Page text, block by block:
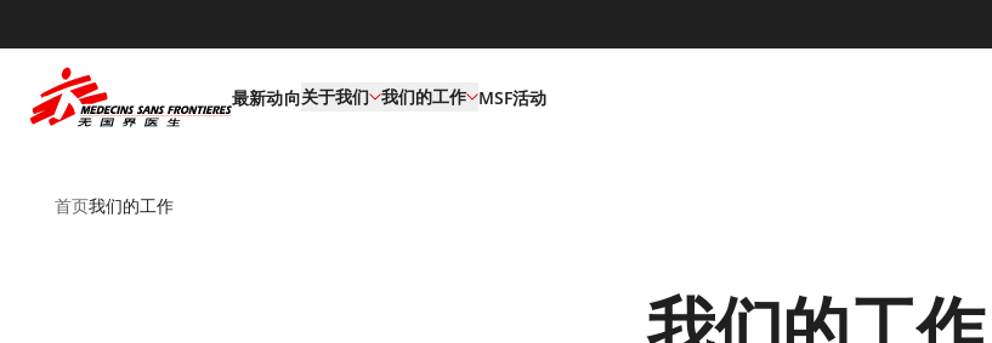
最新动向关于我们 我们的工作 MSF活动
首页我们的工作